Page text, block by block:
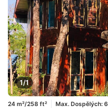
1/1
24 m²/258 ft² Max. Dospělých: 6